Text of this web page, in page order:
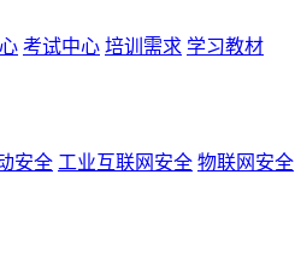
考试中心 培训需求 学习教材
安全 工业互联网安全 物联网安全